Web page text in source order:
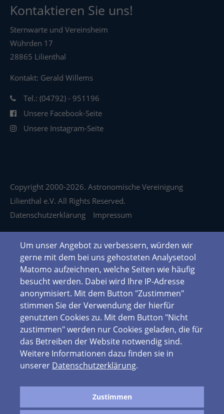
Kontaktieren Sie uns!
Sternwarte und Vereinsheim
Wührden 17
28865 Lilienthal
Kontakt: Gerald Willems
Tel.: (04792) - 951196
Unsere Facebook-Seite
Unsere Instagram-Seite
Copyright 2000-2026. Astronomische Vereinigung
Lilienthal e.V. All Rights Reserved.
Datenschutzerklärung
Impressum
Um unser Angebot zu verbessern, würden wir
gerne mit dem bei uns gehosteten Analysetool
Matomo aufzeichnen, welche Seiten wie häufig
besucht werden. Dabei wird Ihre IP-Adresse
anonymisiert. Mit dem Button "Zustimmen"
stimmen Sie der Verwendung der hierfür
genutzten Cookies zu. Mit dem Button "Nicht
zustimmen" werden nur Cookies geladen, die für
das Betreiben der Website notwendig sind.
Weitere Informationen dazu finden sie in
unserer Datenschutzerklärung.
Zustimmen